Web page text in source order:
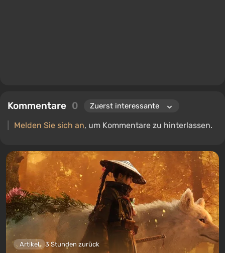
Kommentare 0
Melden Sie sich an, um Kommentare zu hinterlassen.
Artikel 3 Stunden zurück